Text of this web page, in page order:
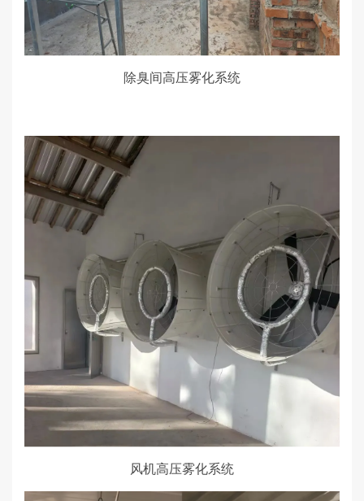
除臭间高压雾化系统
风机高压雾化系统